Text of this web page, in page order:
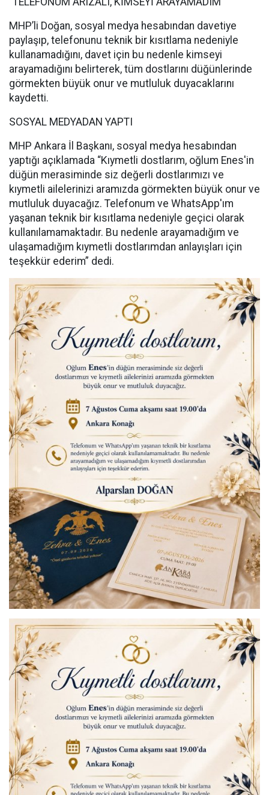
MHP’li Doğan, sosyal medya hesabından davetiye
paylaşıp, telefonunu teknik bir kısıtlama nedeniyle
kullanamadığını, davet için bu nedenle kimseyi
arayamadığını belirterek, tüm dostlarını düğünlerinde
görmekten büyük onur ve mutluluk duyacaklarını
kaydetti.
SOSYAL MEDYADAN YAPTI
MHP Ankara İl Başkanı, sosyal medya hesabından
yaptığı açıklamada “Kıymetli dostlarım, oğlum Enes'in
düğün merasiminde siz değerli dostlarımızı ve
kıymetli ailelerinizi aramızda görmekten büyük onur ve
mutluluk duyacağız. Telefonum ve WhatsApp'ım
yaşanan teknik bir kısıtlama nedeniyle geçici olarak
kullanılamamaktadır. Bu nedenle arayamadığım ve
ulaşamadığım kıymetli dostlarımdan anlayışları için
teşekkür ederim” dedi.